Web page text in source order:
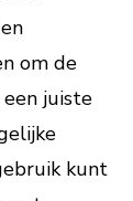
om de
juiste
kunt